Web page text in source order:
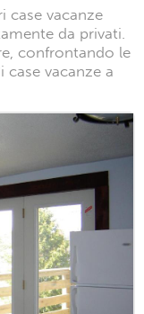
case vacanze
da privati.
confrontando le
vacanze a